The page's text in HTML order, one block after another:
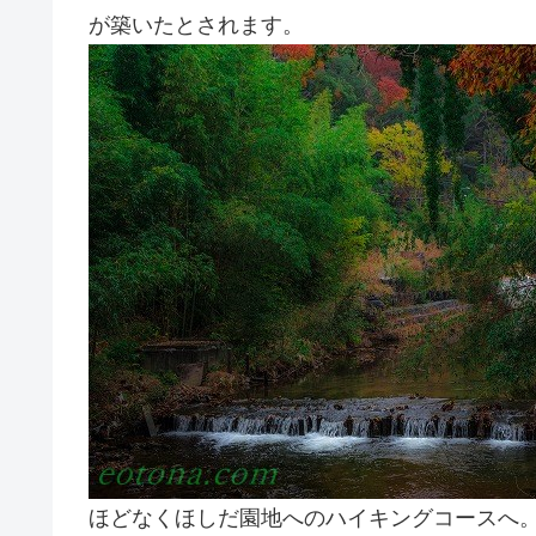
が築いたとされます。
ほどなくほしだ園地へのハイキングコースへ